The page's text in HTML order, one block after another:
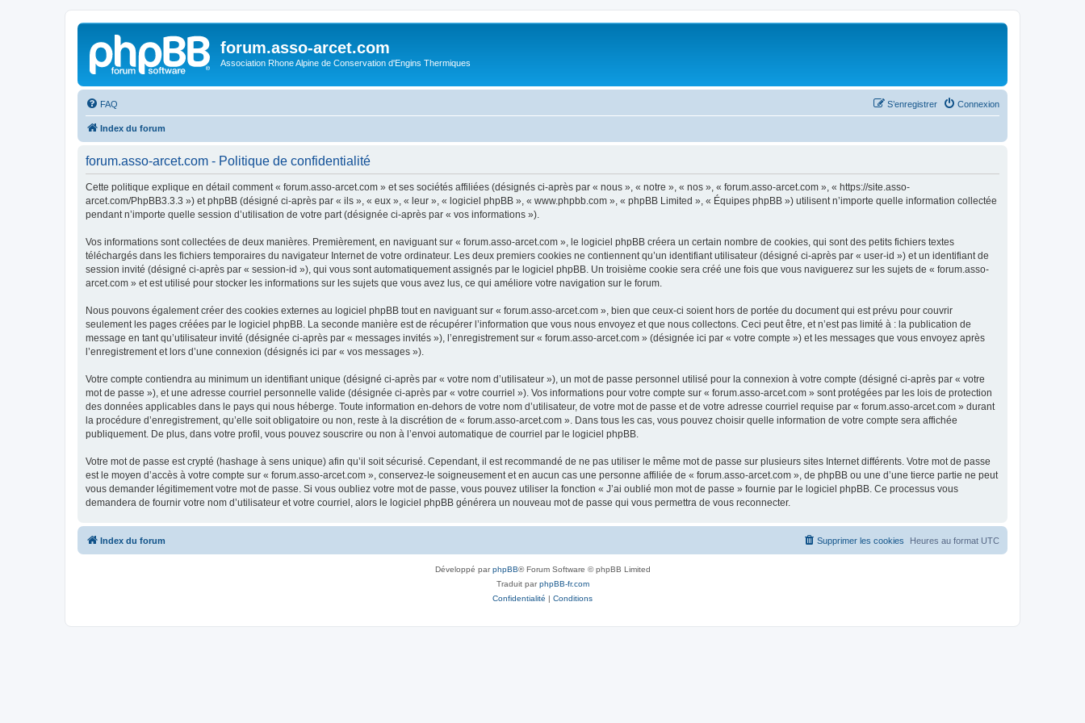
forum.asso-arcet.com
Association Rhone Alpine de Conservation d'Engins Thermiques
FAQ Connexion
S’enregistrer
Index du forum
forum.asso-arcet.com - Politique de confidentialité
Cette politique explique en détail comment « forum.asso-arcet.com » et ses sociétés affiliées (désignés ci-après par « nous », « notre », « nos », « forum.asso-arcet.com », « https://site.asso-
arcet.com/PhpBB3.3.3 ») et phpBB (désigné ci-après par « ils », « eux », « leur », « logiciel phpBB », « www.phpbb.com », « phpBB Limited », « Équipes phpBB ») utilisent n’importe quelle information collectée
pendant n’importe quelle session d’utilisation de votre part (désignée ci-après par « vos informations »).
Vos informations sont collectées de deux manières. Premièrement, en naviguant sur « forum.asso-arcet.com », le logiciel phpBB créera un certain nombre de cookies, qui sont des petits fichiers textes
téléchargés dans les fichiers temporaires du navigateur Internet de votre ordinateur. Les deux premiers cookies ne contiennent qu’un identifiant utilisateur (désigné ci-après par « user-id ») et un identifiant de
session invité (désigné ci-après par « session-id »), qui vous sont automatiquement assignés par le logiciel phpBB. Un troisième cookie sera créé une fois que vous naviguerez sur les sujets de « forum.asso-
arcet.com » et est utilisé pour stocker les informations sur les sujets que vous avez lus, ce qui améliore votre navigation sur le forum.
Nous pouvons également créer des cookies externes au logiciel phpBB tout en naviguant sur « forum.asso-arcet.com », bien que ceux-ci soient hors de portée du document qui est prévu pour couvrir
seulement les pages créées par le logiciel phpBB. La seconde manière est de récupérer l’information que vous nous envoyez et que nous collectons. Ceci peut être, et n’est pas limité à : la publication de
message en tant qu’utilisateur invité (désignée ci-après par « messages invités »), l’enregistrement sur « forum.asso-arcet.com » (désignée ici par « votre compte ») et les messages que vous envoyez après
l’enregistrement et lors d’une connexion (désignés ici par « vos messages »).
Votre compte contiendra au minimum un identifiant unique (désigné ci-après par « votre nom d’utilisateur »), un mot de passe personnel utilisé pour la connexion à votre compte (désigné ci-après par « votre
mot de passe »), et une adresse courriel personnelle valide (désignée ci-après par « votre courriel »). Vos informations pour votre compte sur « forum.asso-arcet.com » sont protégées par les lois de protection
des données applicables dans le pays qui nous héberge. Toute information en-dehors de votre nom d’utilisateur, de votre mot de passe et de votre adresse courriel requise par « forum.asso-arcet.com » durant
la procédure d’enregistrement, qu’elle soit obligatoire ou non, reste à la discrétion de « forum.asso-arcet.com ». Dans tous les cas, vous pouvez choisir quelle information de votre compte sera affichée
publiquement. De plus, dans votre profil, vous pouvez souscrire ou non à l’envoi automatique de courriel par le logiciel phpBB.
Votre mot de passe est crypté (hashage à sens unique) afin qu’il soit sécurisé. Cependant, il est recommandé de ne pas utiliser le même mot de passe sur plusieurs sites Internet différents. Votre mot de passe
est le moyen d’accès à votre compte sur « forum.asso-arcet.com », conservez-le soigneusement et en aucun cas une personne affiliée de « forum.asso-arcet.com », de phpBB ou une d’une tierce partie ne peut
vous demander légitimement votre mot de passe. Si vous oubliez votre mot de passe, vous pouvez utiliser la fonction « J’ai oublié mon mot de passe » fournie par le logiciel phpBB. Ce processus vous
demandera de fournir votre nom d’utilisateur et votre courriel, alors le logiciel phpBB générera un nouveau mot de passe qui vous permettra de vous reconnecter.
Index du forum Heures au format UTC
Supprimer les cookies
Développé parphpBB® Forum Software © phpBB Limited
Traduit parphpBB-fr.com
Confidentialité | Conditions